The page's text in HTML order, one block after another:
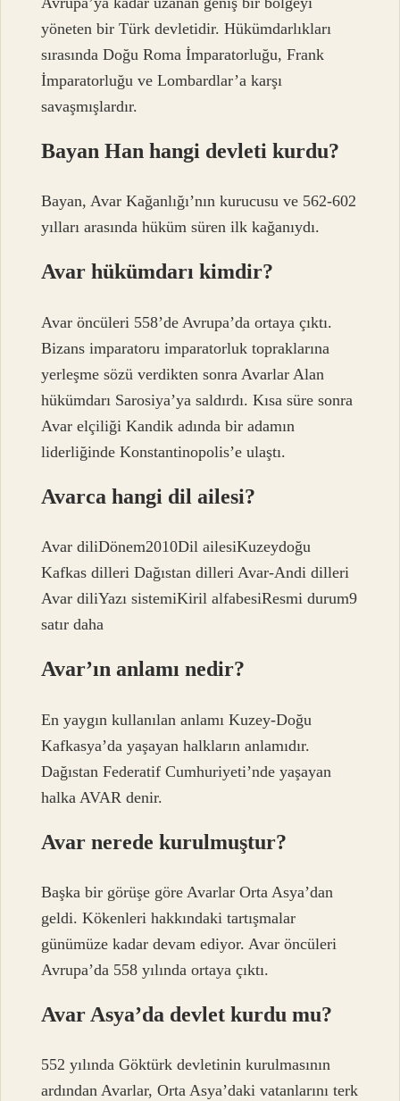
yöneten bir Türk devletidir. Hükümdarlıkları
sırasında Doğu Roma İmparatorluğu, Frank
İmparatorluğu ve Lombardlar’a karşı
savaşmışlardır.
Bayan Han hangi devleti kurdu?
Bayan, Avar Kağanlığı’nın kurucusu ve 562-602
yılları arasında hüküm süren ilk kağanıydı.
Avar hükümdarı kimdir?
Avar öncüleri 558’de Avrupa’da ortaya çıktı.
Bizans imparatoru imparatorluk topraklarına
yerleşme sözü verdikten sonra Avarlar Alan
hükümdarı Sarosiya’ya saldırdı. Kısa süre sonra
Avar elçiliği Kandik adında bir adamın
liderliğinde Konstantinopolis’e ulaştı.
Avarca hangi dil ailesi?
Avar diliDönem2010Dil ailesiKuzeydoğu
Kafkas dilleri ​​Dağıstan dilleri ​​Avar-Andi dilleri ​​
Avar diliYazı sistemiKiril alfabesiResmi durum9
satır daha
Avar’ın anlamı nedir?
En yaygın kullanılan anlamı Kuzey-Doğu
Kafkasya’da yaşayan halkların anlamıdır.
Dağıstan Federatif Cumhuriyeti’nde yaşayan
halka AVAR denir.
Avar nerede kurulmuştur?
Başka bir görüşe göre Avarlar Orta Asya’dan
geldi. Kökenleri hakkındaki tartışmalar
günümüze kadar devam ediyor. Avar öncüleri
Avrupa’da 558 yılında ortaya çıktı.
Avar Asya’da devlet kurdu mu?
552 yılında Göktürk devletinin kurulmasının
ardından Avarlar, Orta Asya’daki vatanlarını terk